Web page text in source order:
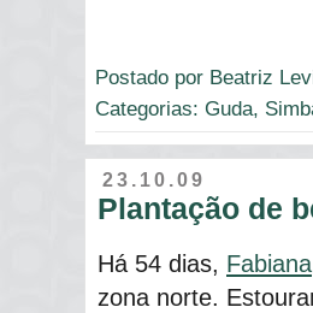
Postado por Beatriz
Categorias: Guda,
23.10.09
Plantação de
Há 54 dias, Fabiana
zona norte.